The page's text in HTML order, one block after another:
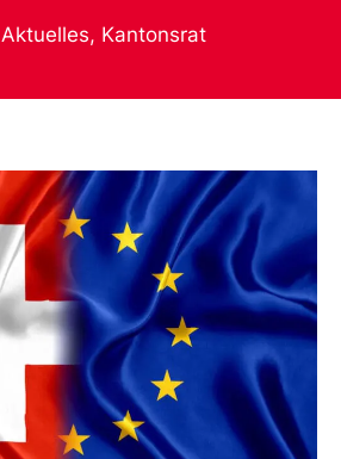
Aktuelles, Kantonsrat